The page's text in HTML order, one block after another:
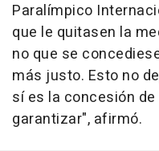
Paralímpico
que le quitasen la
no que se
más justo. Esto no
sí es la concesión
garantizar", afirmó.